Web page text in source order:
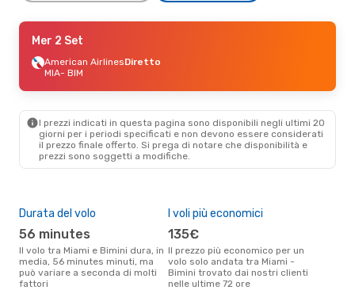
Sab 22 Ago
American AirlinesDiretto
MIA- BIM
BIM- MIA
Mer 2 Set
American AirlinesDiretto
MIA- BIM
I prezzi indicati in questa pagina sono disponibili negli ultimi 20
giorni per i periodi specificati e non devono essere considerati
il ​​prezzo finale offerto. Si prega di notare che disponibilità e
prezzi sono soggetti a modifiche.
Durata del volo
56 minutes
Il volo tra Miami e Bimini dura, in
media, 56 minutes minuti, ma
può variare a seconda di molti
fattori
I voli più economici
135€
Il prezzo più economico per un
volo solo andata tra Miami -
Bimini trovato dai nostri clienti
nelle ultime 72 ore